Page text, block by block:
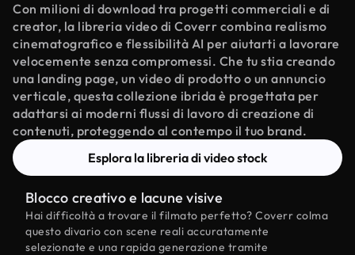
Con milioni di download tra progetti commerciali e di
creator, la libreria video di Coverr combina realismo
cinematografico e flessibilità AI per aiutarti a lavorare
velocemente senza compromessi. Che tu stia creando
una landing page, un video di prodotto o un annuncio
verticale, questa collezione ibrida è progettata per
adattarsi ai moderni flussi di lavoro di creazione di
contenuti, proteggendo al contempo il tuo brand.
Esplora la libreria di video stock
Blocco creativo e lacune visive
Hai difficoltà a trovare il filmato perfetto? Coverr colma
questo divario con scene reali accuratamente
selezionate e una rapida generazione tramite